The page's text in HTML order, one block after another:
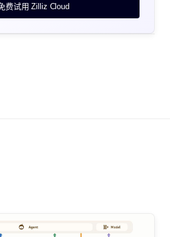
费试用 Zilliz Cloud